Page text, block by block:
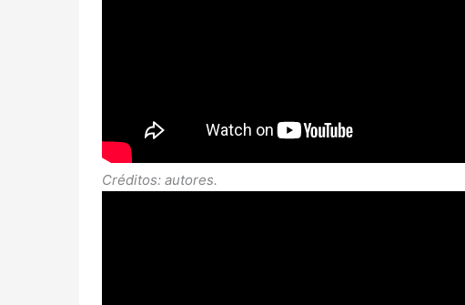
Créditos: autores.